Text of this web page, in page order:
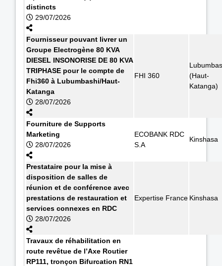
distincts
29/07/2026
Fournisseur pouvant livrer un
Groupe Electrogène 80 KVA
DIESEL INSONORISE DE 80 KVA
TRIPHASE pour le compte de
Fhi360 à Lubumbashi/Haut-
Katanga
28/07/2026
FHI 360
(Haut-
Katanga)
Fourniture de Supports
Marketing
28/07/2026
ECOBANK RDC
S.A
Kinshasa
Prestataire pour la mise à
disposition de salles de
réunion et de conférence avec
prestations de restauration et
services connexes en RDC
28/07/2026
Expertise France Kinshasa
Travaux de réhabilitation en
route revêtue de l’Axe Routier
RP111, tronçon Bifurcation RN1